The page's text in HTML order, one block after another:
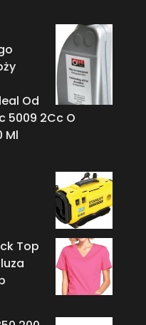
Od
5009 2Cc O
Ml
Top